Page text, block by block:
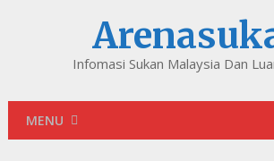
Infomasi Sukan Malaysia Dan
MENU